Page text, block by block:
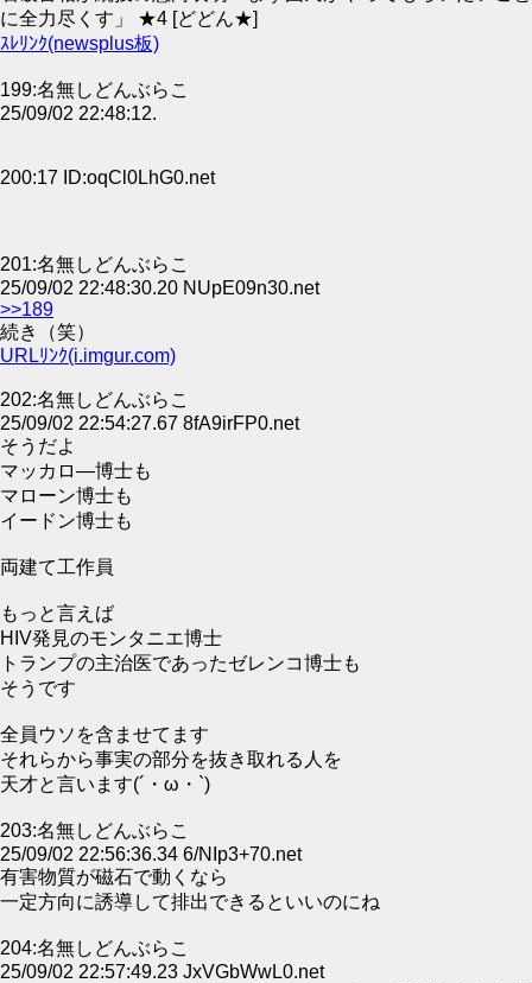
に全力尽くす」 ★4 [どどん★]
ｽﾚﾘﾝｸ(newsplus板)
199:名無しどんぶらこ
25/09/02 22:48:12.
200:17 ID:oqCl0LhG0.net
201:名無しどんぶらこ
25/09/02 22:48:30.20 NUpE09n30.net
>>189
続き（笑）
URLﾘﾝｸ(i.imgur.com)
202:名無しどんぶらこ
25/09/02 22:54:27.67 8fA9irFP0.net
そうだよ
マッカロ―博士も
マローン博士も
イードン博士も
両建て工作員
もっと言えば
HIV発見のモンタニエ博士
トランプの主治医であったゼレンコ博士も
そうです
全員ウソを含ませてます
それらから事実の部分を抜き取れる人を
天才と言います(´・ω・`)
203:名無しどんぶらこ
25/09/02 22:56:36.34 6/NIp3+70.net
有害物質が磁石で動くなら
一定方向に誘導して排出できるといいのにね
204:名無しどんぶらこ
25/09/02 22:57:49.23 JxVGbWwL0.net